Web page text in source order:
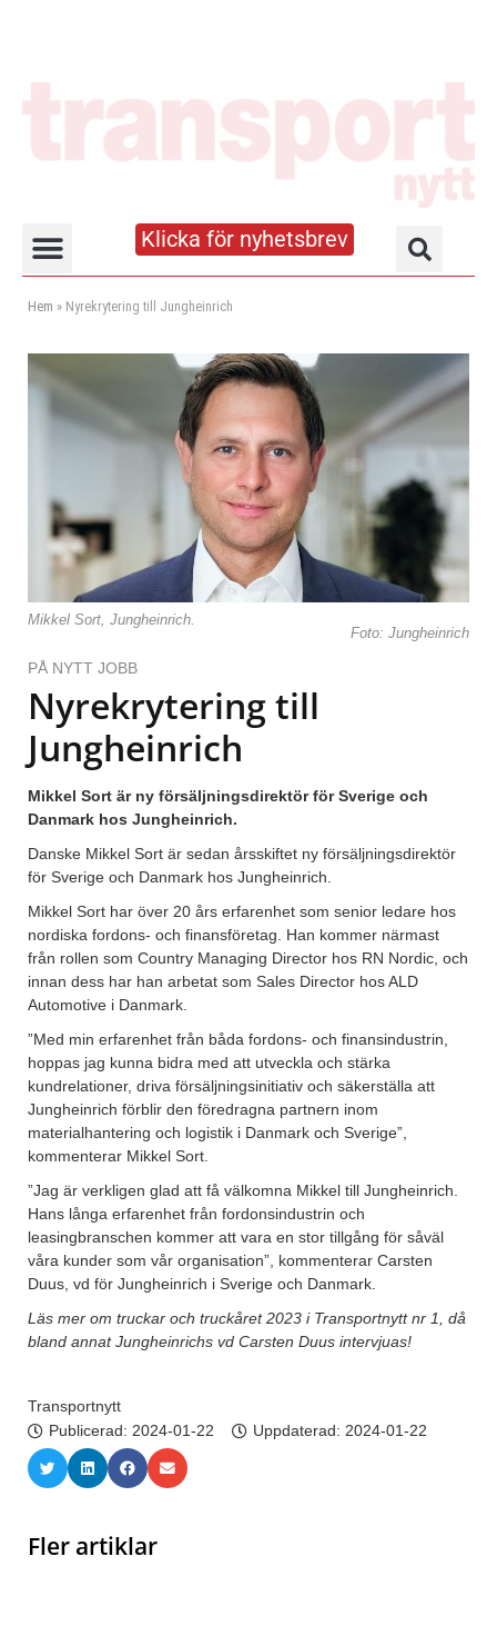
Klicka för nyhetsbrev
Hem » Nyrekrytering till Jungheinrich
Mikkel Sort, Jungheinrich.
Foto: Jungheinrich
PÅ NYTT JOBB
Nyrekrytering till
Jungheinrich
Mikkel Sort är ny försäljningsdirektör för Sverige och
Danmark hos Jungheinrich.
Danske Mikkel Sort är sedan årsskiftet ny försäljningsdirektör
för Sverige och Danmark hos Jungheinrich.
Mikkel Sort har över 20 års erfarenhet som senior ledare hos
nordiska fordons- och finansföretag. Han kommer närmast
från rollen som Country Managing Director hos RN Nordic, och
innan dess har han arbetat som Sales Director hos ALD
Automotive i Danmark.
”Med min erfarenhet från båda fordons- och finansindustrin,
hoppas jag kunna bidra med att utveckla och stärka
kundrelationer, driva försäljningsinitiativ och säkerställa att
Jungheinrich förblir den föredragna partnern inom
materialhantering och logistik i Danmark och Sverige”,
kommenterar Mikkel Sort.
”Jag är verkligen glad att få välkomna Mikkel till Jungheinrich.
Hans långa erfarenhet från fordonsindustrin och
leasingbranschen kommer att vara en stor tillgång för såväl
våra kunder som vår organisation”, kommenterar Carsten
Duus, vd för Jungheinrich i Sverige och Danmark.
Läs mer om truckar och truckåret 2023 i Transportnytt nr 1, då
bland annat Jungheinrichs vd Carsten Duus intervjuas!
Transportnytt
Publicerad: 2024-01-22 Uppdaterad: 2024-01-22
Fler artiklar